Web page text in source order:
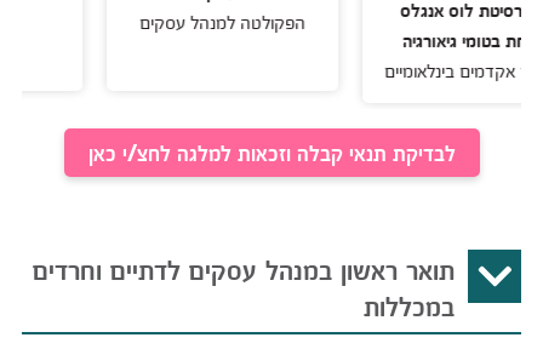
לוס אנגלס
גיאורגיה
בינלאומיים
הפקולטה למנהל עסקים
לבדיקת תנאי קבלה וזכאות למלגה לחצ/י כאן
תואר ראשון במנהל עסקים לדתיים וחרדים
במכללות